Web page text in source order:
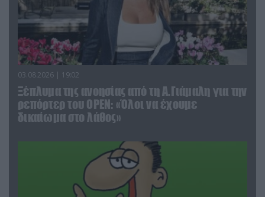
03.08.2026 | 19:02
Ξέπλυμα της ανοησίας από τη Α.Γιάμαλη για την
ρεπόρτερ του ΟΡΕΝ: «Όλοι να έχουμε
δικαίωμα στο λάθος»